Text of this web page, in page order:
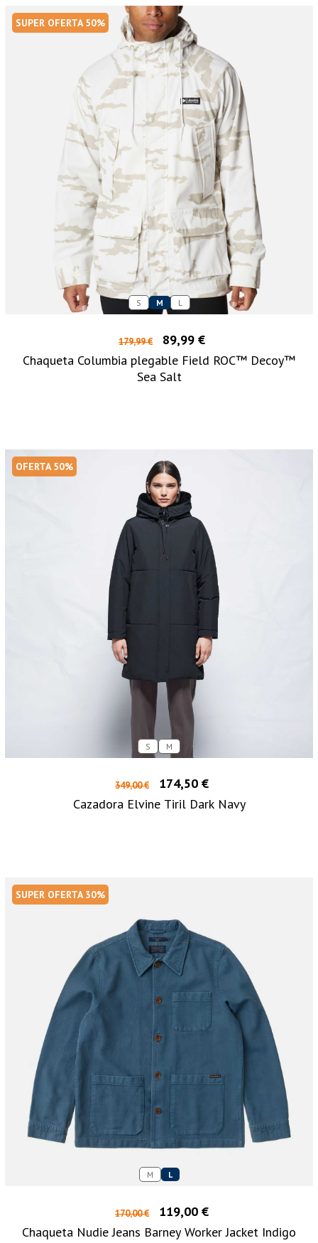
SUPER OFERTA 50%
S M L
179,99 €
89,99 €
Chaqueta Columbia plegable Field ROC™ Decoy™
Sea Salt
OFERTA 50%
S M
349,00 €
174,50 €
Cazadora Elvine Tiril Dark Navy
SUPER OFERTA 30%
M L
170,00 €
119,00 €
Chaqueta Nudie Jeans Barney Worker Jacket Indigo